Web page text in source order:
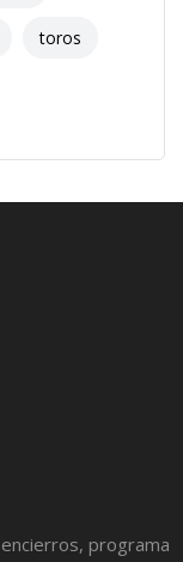
toros
programa